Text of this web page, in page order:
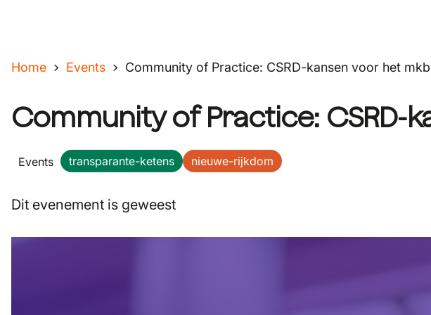
Home Events Community of Practice: CSRD-kansen voor het mkb
Community of Practice: CSRD-
Events transparante-ketens nieuwe-rijkdom
Dit evenement is geweest